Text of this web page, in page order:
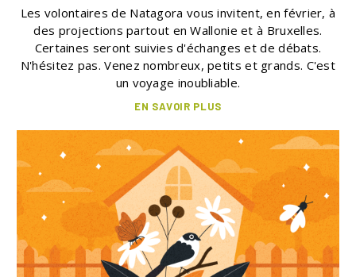
Les volontaires de Natagora vous invitent, en février, à
des projections partout en Wallonie et à Bruxelles.
Certaines seront suivies d'échanges et de débats.
N'hésitez pas. Venez nombreux, petits et grands. C'est
un voyage inoubliable.
EN SAVOIR PLUS